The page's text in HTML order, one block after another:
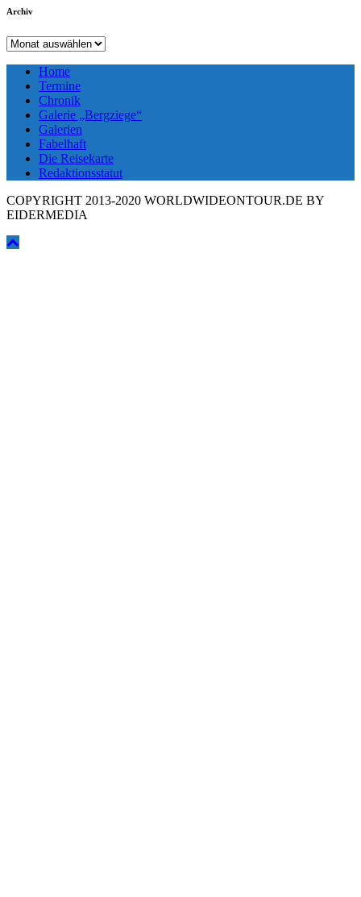
Archiv
Archiv
Home
Termine
Chronik
Galerie „Bergziege“
Galerien
Fabelhaft
Die Reisekarte
Redaktionsstatut
COPYRIGHT 2013-2020 WORLDWIDEONTOUR.DE BY
EIDERMEDIA